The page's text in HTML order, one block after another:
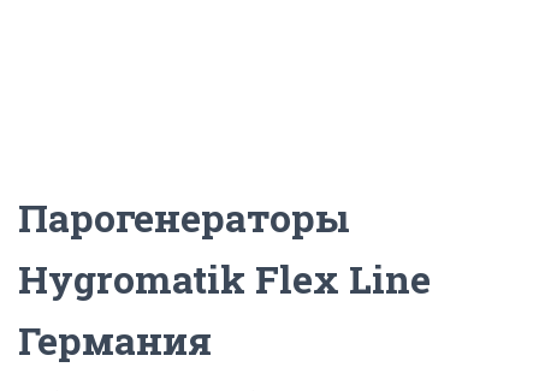
Парогенераторы
Hygromatik Flex Line
Германия